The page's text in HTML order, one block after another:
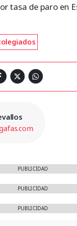
tasa de paro en
PUBLICIDAD
PUBLICIDAD
PUBLICIDAD